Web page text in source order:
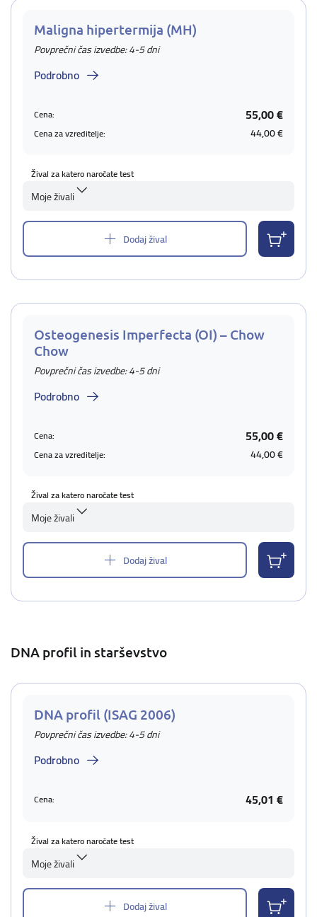
Maligna hipertermija (MH)
Povprečni čas izvedbe: 4-5 dni
Podrobno
Cena: 55,00 €
Cena za vzreditelje: 44,00 €
Žival za katero naročate test
Moje živali
Dodaj žival
Osteogenesis Imperfecta (OI) – Chow
Chow
Povprečni čas izvedbe: 4-5 dni
Podrobno
Cena: 55,00 €
Cena za vzreditelje: 44,00 €
Žival za katero naročate test
Moje živali
Dodaj žival
DNA profil in starševstvo
DNA profil (ISAG 2006)
Povprečni čas izvedbe: 4-5 dni
Podrobno
Cena: 45,01 €
Žival za katero naročate test
Moje živali
Dodaj žival